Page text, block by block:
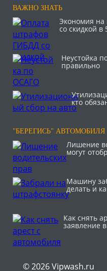
ВАЖНО ЗНАТЬ
Экономия
со скидкой в
Неустойка
правильно
кто
"БЕРЕГИСЬ" АВТОМОБИЛЯ
Лишение
могут
Машину
делать и
Как снять
заявление в
© 2026 Vipwash.ru